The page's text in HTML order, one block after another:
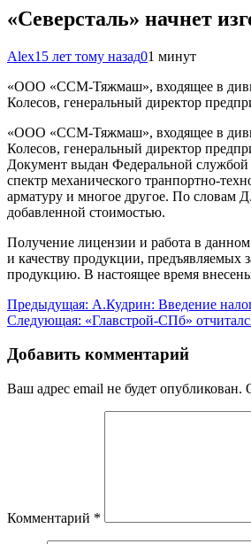
«Северсталь» начнет
Alex15 лет тому назад01 минут
«ООО «ССМ-Тяжмаш», входящее в
Колесов, генеральный директор
«ООО «ССМ-Тяжмаш», входящее в
Колесов, генеральный директор
Документ выдан Федеральной службой
спектр механического транпортно-
арматуру и многое другое. По словам
добавленной стоимостью.
Получение лицензии и работа в
и качеству продукции,
продукцию. В настоящее время
Навигация
по
записям
Предыдущая: А.Кудрин: Введение
Следующая: «Главстрой-СПб»
Добавить комментарий
Ваш адрес email не будет опубликован.
Комментарий *